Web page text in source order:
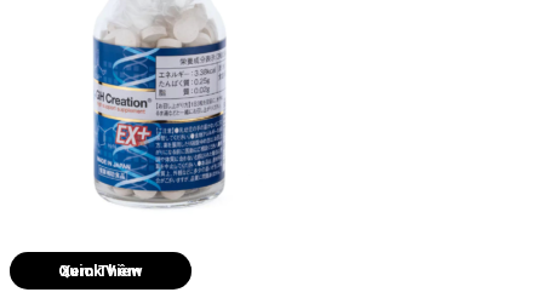
Quick View